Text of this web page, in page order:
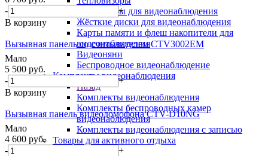
Аксессуары для видеонаблюдения
Жёсткие диски для видеонаблюдения
Карты памяти и флеш накопители для
видеонаблюдения
Видеоняни
Беспроводное видеонаблюдение
Комплекты видеонаблюдения
Назад
Комплекты видеонаблюдения
Комплекты беспроводных камер
видеонаблюдения
Комплекты видеонаблюдения с записью
Товары для активного отдыха
-
+
В корзину
Вызывная панель со считывателем CTV3002EM
Мало
5 500 руб.
-
+
В корзину
Вызывная панель видеодомофона CTV-D10NG
Мало
4 600 руб.
-
+